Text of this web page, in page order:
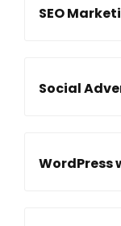
SEO
Social
WordPress